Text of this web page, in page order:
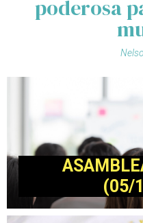
poderosa
(05/